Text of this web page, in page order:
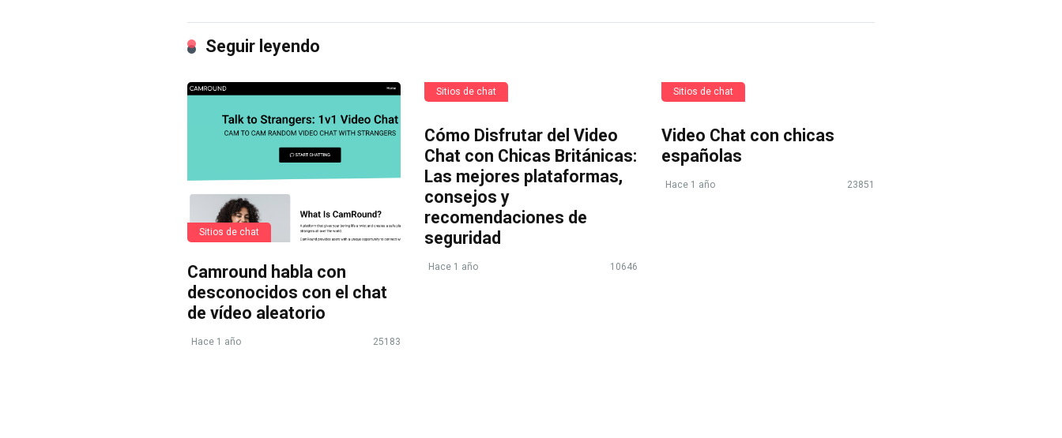
Seguir leyendo
Sitios de chat
Camround habla con
desconocidos con el chat
de vídeo aleatorio
Hace 1 año 25183
Sitios de chat
Cómo Disfrutar del Video
Chat con Chicas Británicas:
Las mejores plataformas,
consejos y
recomendaciones de
seguridad
Hace 1 año 10646
Sitios de chat
Video Chat con chicas
españolas
Hace 1 año 23851